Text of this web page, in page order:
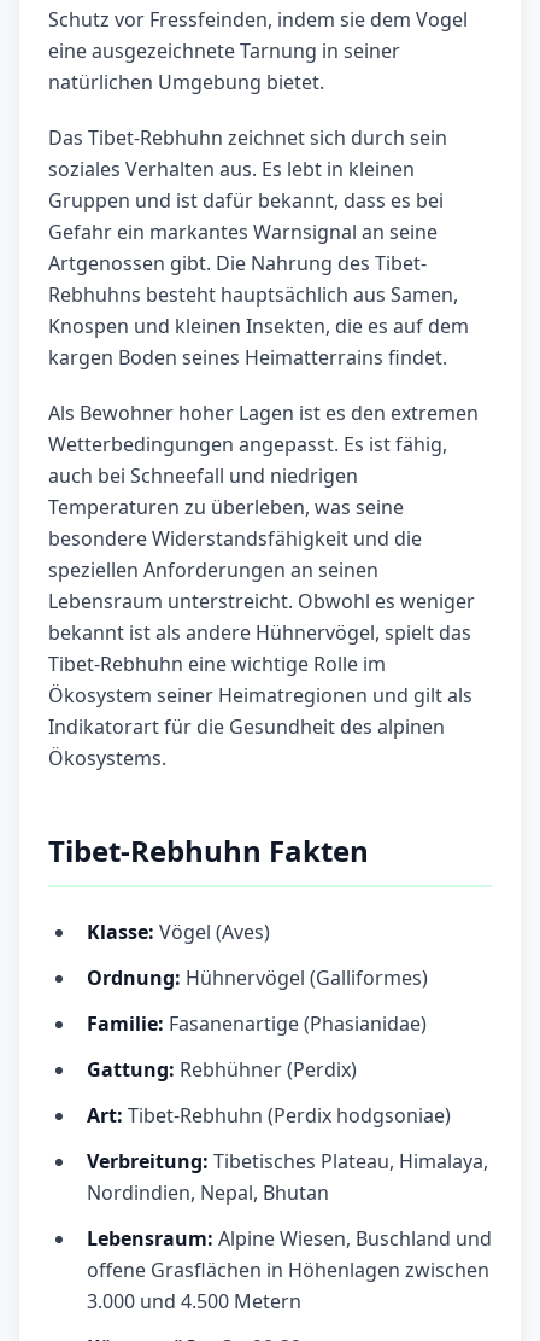
Schutz vor Fressfeinden, indem sie dem Vogel
eine ausgezeichnete Tarnung in seiner
natürlichen Umgebung bietet.
Das Tibet-Rebhuhn zeichnet sich durch sein
soziales Verhalten aus. Es lebt in kleinen
Gruppen und ist dafür bekannt, dass es bei
Gefahr ein markantes Warnsignal an seine
Artgenossen gibt. Die Nahrung des Tibet-
Rebhuhns besteht hauptsächlich aus Samen,
Knospen und kleinen Insekten, die es auf dem
kargen Boden seines Heimatterrains findet.
Als Bewohner hoher Lagen ist es den extremen
Wetterbedingungen angepasst. Es ist fähig,
auch bei Schneefall und niedrigen
Temperaturen zu überleben, was seine
besondere Widerstandsfähigkeit und die
speziellen Anforderungen an seinen
Lebensraum unterstreicht. Obwohl es weniger
bekannt ist als andere Hühnervögel, spielt das
Tibet-Rebhuhn eine wichtige Rolle im
Ökosystem seiner Heimatregionen und gilt als
Indikatorart für die Gesundheit des alpinen
Ökosystems.
Tibet-Rebhuhn Fakten
Klasse: Vögel (Aves)
Ordnung: Hühnervögel (Galliformes)
Familie: Fasanenartige (Phasianidae)
Gattung: Rebhühner (Perdix)
Art: Tibet-Rebhuhn (Perdix hodgsoniae)
Verbreitung: Tibetisches Plateau, Himalaya,
Nordindien, Nepal, Bhutan
Lebensraum: Alpine Wiesen, Buschland und
offene Grasflächen in Höhenlagen zwischen
3.000 und 4.500 Metern